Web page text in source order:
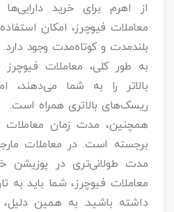
از اهرم برای خرید
معاملات فیوچرز، امکان
بلندمدت و کوتاه‌مدت وجود دارد.
به طور کلی، معاملات فیوچرز
بالاتر را به شما می‌دهند،
ریسک‌های بالاتری همراه است.
همچنین، مدت زمان معاملات
برجسته است. در معاملات
مدت طولانی‌تری در پوزیشن
معاملات فیوچرز، شما باید به
داشته باشید. به همین دلیل،